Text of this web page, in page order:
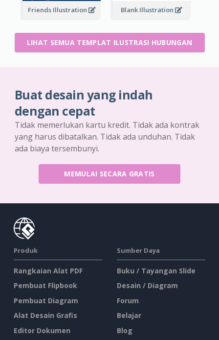
Friends Illustration Blank Illustration
LIHAT SEMUA TEMPLAT ILUSTRASI HUBUNGAN
Buat desain yang indah
dengan cepat
Tidak memerlukan kartu kredit. Tidak ada kontrak
yang harus dibatalkan. Tidak ada unduhan. Tidak
ada biaya tersembunyi.
MEMULAI SECARA GRATIS
Produk
Rangkaian Alat PDF
Pembuat Flipbook
Pembuat Diagram
Alat Desain Grafis
Editor Dokumen
Sumber Daya
Buku / Tayangan Slide
Desain / Diagram
Forum
Belajar
Blog